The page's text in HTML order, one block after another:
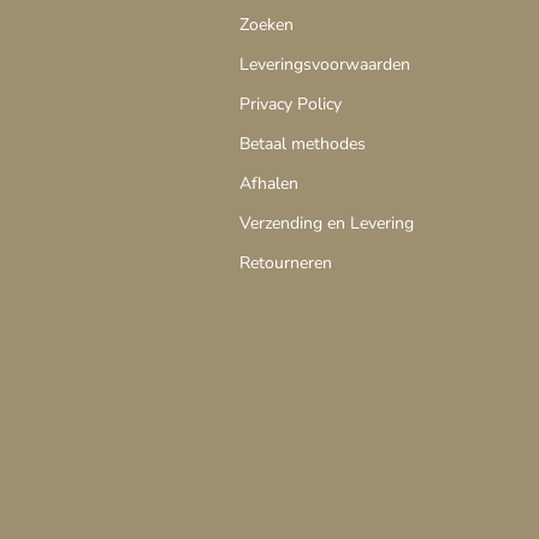
Zoeken
Leveringsvoorwaarden
Privacy Policy
Betaal methodes
Afhalen
Verzending en Levering
Retourneren